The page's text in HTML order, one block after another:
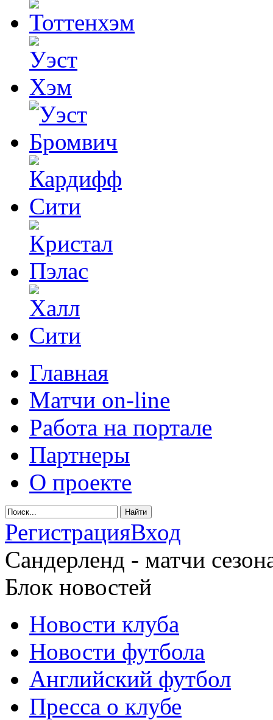
Главная
Матчи on-line
Работа на портале
Партнеры
О проекте
РегистрацияВход
Сандерленд - матчи
Блок новостей
Новости клуба
Новости футбола
Английский футбол
Пресса о клубе